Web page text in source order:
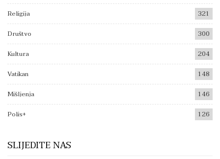
Religija
321
Društvo
300
Kultura
204
Vatikan
148
Mišljenja
146
Polis+
126
SLIJEDITE NAS